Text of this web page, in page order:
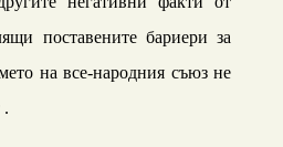
поставените бариери за
на все-народния съюз не
.